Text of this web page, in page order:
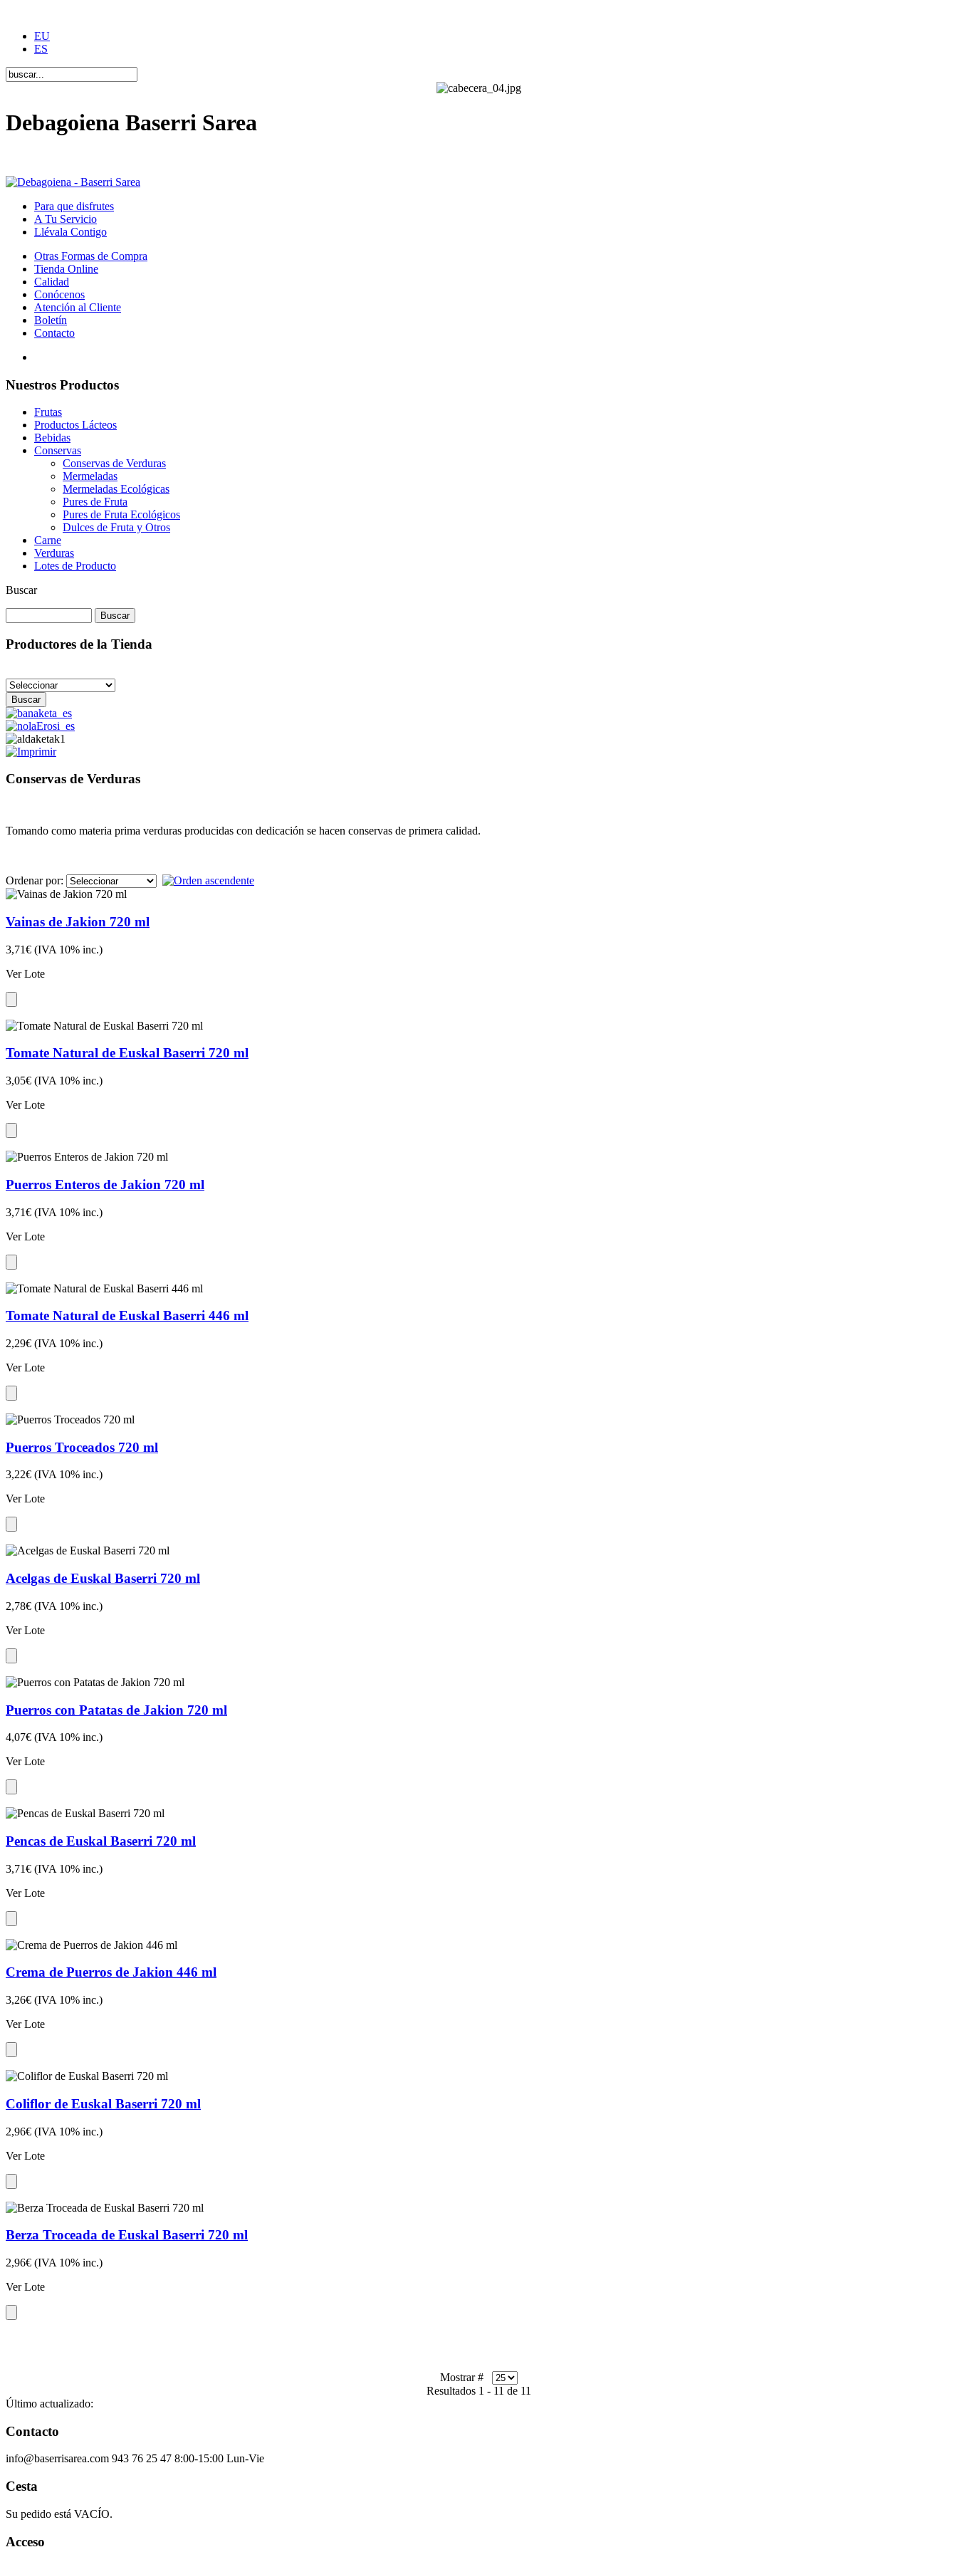
EU
ES
Debagoiena Baserri Sarea
Para que disfrutes
A Tu Servicio
Llévala Contigo
Otras Formas de Compra
Tienda Online
Calidad
Conócenos
Atención al Cliente
Boletín
Contacto
Nuestros Productos
Frutas
Productos Lácteos
Bebidas
Conservas
Conservas de Verduras
Mermeladas
Mermeladas Ecológicas
Pures de Fruta
Pures de Fruta Ecológicos
Dulces de Fruta y Otros
Carne
Verduras
Lotes de Producto
Buscar
Productores de la Tienda
Conservas de Verduras
Tomando como materia prima verduras producidas con dedicación se hacen conservas de primera calidad.
Ordenar por:
Vainas de Jakion 720 ml
3,71€ (IVA 10% inc.)
Ver Lote
Tomate Natural de Euskal Baserri 720 ml
3,05€ (IVA 10% inc.)
Ver Lote
Puerros Enteros de Jakion 720 ml
3,71€ (IVA 10% inc.)
Ver Lote
Tomate Natural de Euskal Baserri 446 ml
2,29€ (IVA 10% inc.)
Ver Lote
Puerros Troceados 720 ml
3,22€ (IVA 10% inc.)
Ver Lote
Acelgas de Euskal Baserri 720 ml
2,78€ (IVA 10% inc.)
Ver Lote
Puerros con Patatas de Jakion 720 ml
4,07€ (IVA 10% inc.)
Ver Lote
Pencas de Euskal Baserri 720 ml
3,71€ (IVA 10% inc.)
Ver Lote
Crema de Puerros de Jakion 446 ml
3,26€ (IVA 10% inc.)
Ver Lote
Coliflor de Euskal Baserri 720 ml
2,96€ (IVA 10% inc.)
Ver Lote
Berza Troceada de Euskal Baserri 720 ml
2,96€ (IVA 10% inc.)
Ver Lote
Mostrar #
Resultados 1 - 11 de 11
Último actualizado:
Contacto
info@baserrisarea.com 943 76 25 47 8:00-15:00 Lun-Vie
Cesta
Su pedido está VACÍO.
Acceso